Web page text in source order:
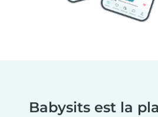
Babysits est la